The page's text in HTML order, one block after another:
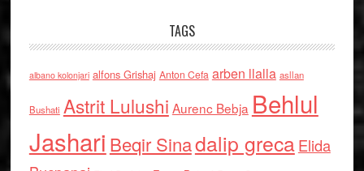
TAGS
albano kolonjari alfons Grishaj Anton Cefa arben llalla asllan
Bushati Astrit Lulushi Aurenc Bebja Behlul
Jashari Beqir Sinadalip grecaElida